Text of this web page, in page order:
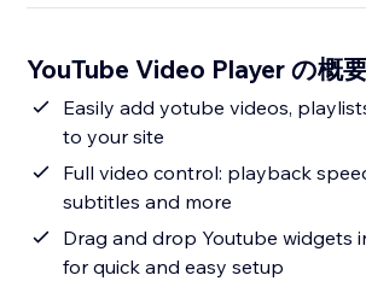
YouTube Video Player の概
Easily add yotube videos,
to your site
Full video control: playback
subtitles and more
Drag and drop Youtube widgets
for quick and easy setup